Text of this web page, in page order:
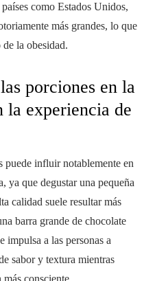
como Estados Unidos,
más grandes, lo que
la obesidad.
porciones en la
la experiencia de
puede influir notablemente en
ya que degustar una pequeña
calidad suele resultar más
barra grande de chocolate
impulsa a las personas a
sabor y textura mientras
consciente.